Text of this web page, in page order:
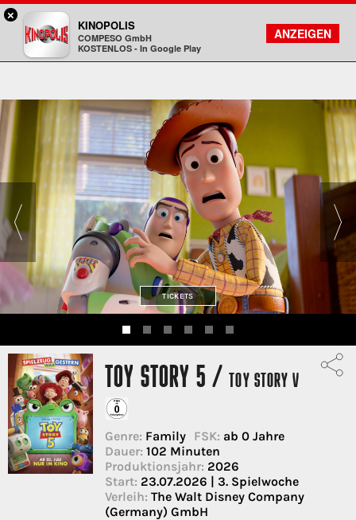
Kinopolis
FILMSUCHE
KONTO
TICKETS
TOY STORY 5 / TOY STORY V
Genre: Family FSK: ab 0 Jahre
Dauer: 102 Minuten
Produktionsjahr: 2026
Start: 23.07.2026 | 3. Spielwoche
Verleih: The Walt Disney Company
(Germany) GmbH
×
KINOPOLIS
COMPESO GmbH
KOSTENLOS - In Google Play
ANZEIGEN